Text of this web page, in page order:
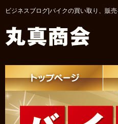
ビジネスブログ|バイクの買い取り、販